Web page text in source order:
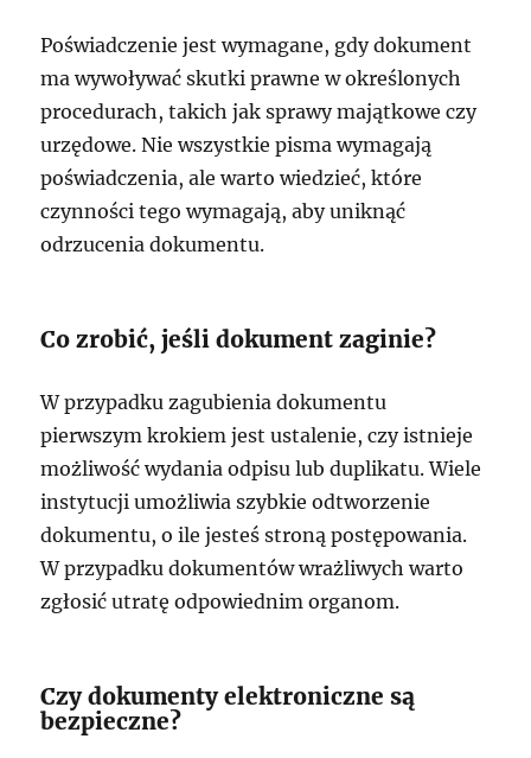
Poświadczenie jest wymagane, gdy dokument
ma wywoływać skutki prawne w określonych
procedurach, takich jak sprawy majątkowe czy
urzędowe. Nie wszystkie pisma wymagają
poświadczenia, ale warto wiedzieć, które
czynności tego wymagają, aby uniknąć
odrzucenia dokumentu.
Co zrobić, jeśli dokument zaginie?
W przypadku zagubienia dokumentu
pierwszym krokiem jest ustalenie, czy istnieje
możliwość wydania odpisu lub duplikatu. Wiele
instytucji umożliwia szybkie odtworzenie
dokumentu, o ile jesteś stroną postępowania.
W przypadku dokumentów wrażliwych warto
zgłosić utratę odpowiednim organom.
Czy dokumenty elektroniczne są
bezpieczne?